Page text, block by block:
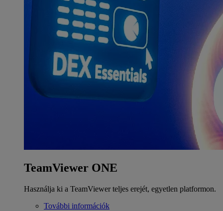
TeamViewer ONE
Használja ki a TeamViewer teljes erejét, egyetlen platformon.
További információk